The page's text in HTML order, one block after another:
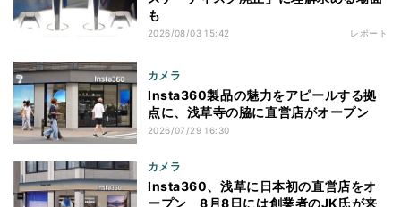
も
2026/08/03 15:42 レポート
カメラ
Insta360製品の魅力をアピールする拠
点に、浅草寺の脇に直営店がオープン
2026/07/29 16:30
カメラ
Insta360、浅草に日本初の直営店をオ
ープン 8月8日には創業者のJK氏が来